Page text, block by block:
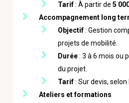
Tarif: À partir de5
Accompagnement long
Objectif: Gestion
projets de mobilité.
Durée: 3 à 6 mois ou
du projet.
Tarif: Sur devis,
Ateliers et formations